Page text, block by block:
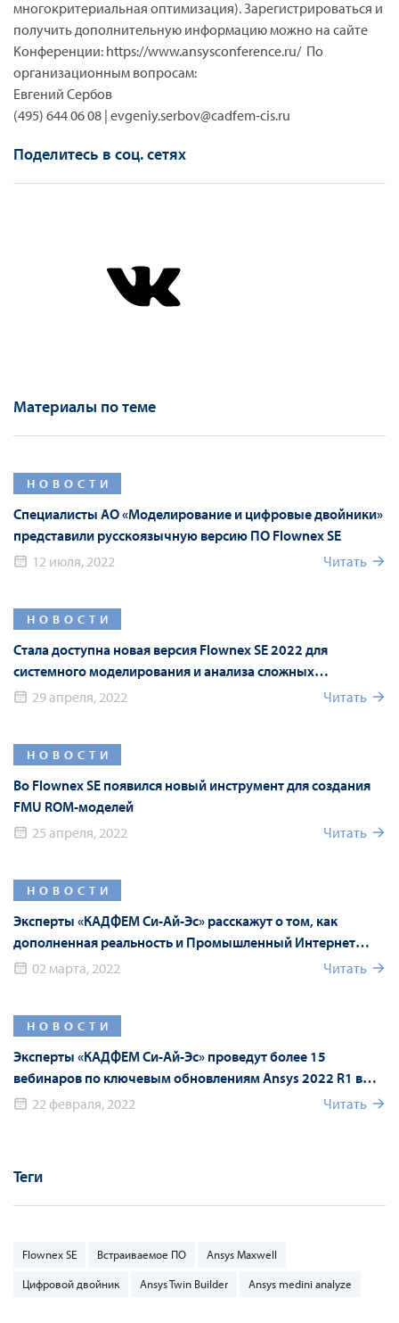
многокритериальная оптимизация). Зарегистрироваться и
получить дополнительную информацию можно на сайте
Конференции: https://www.ansysconference.ru/ По
организационным вопросам:
Евгений Сербов
(495) 644 06 08 | evgeniy.serbov@cadfem-cis.ru
Поделитесь в соц. сетях
Материалы по теме
НОВОСТИ
Специалисты АО «Моделирование и цифровые двойники»
представили русскоязычную версию ПО Flownex SE
12 июля, 2022
Читать
НОВОСТИ
Стала доступна новая версия Flownex SE 2022 для
системного моделирования и анализа сложных
гидравлических систем
29 апреля, 2022 Читать
НОВОСТИ
Во Flownex SE появился новый инструмент для создания
FMU ROM-моделей
25 апреля, 2022
Читать
НОВОСТИ
Эксперты «КАДФЕМ Си-Ай-Эс» расскажут о том, как
дополненная реальность и Промышленный Интернет
вещей оптимизируют процессы ТОиР
02 марта, 2022 Читать
НОВОСТИ
Эксперты «КАДФЕМ Си-Ай-Эс» проведут более 15
вебинаров по ключевым обновлениям Ansys 2022 R1 в
рамках Форума Ansys
22 февраля, 2022 Читать
Теги
Flownex SE Встраиваемое ПО Ansys Maxwell
Цифровой двойник Ansys Twin Builder Ansys medini analyze